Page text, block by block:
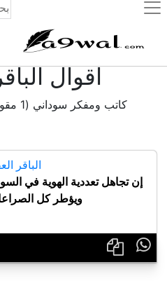
(current)
اقوال
كاتب ومفكر سوداني (1 مقولة) (2616 مشاهدة )
الباقر
إن تجاهل تعددية الهوية في
ويؤطر كل
